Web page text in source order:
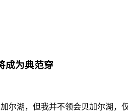
成为典范穿
湖，但我并不领会贝加尔湖，